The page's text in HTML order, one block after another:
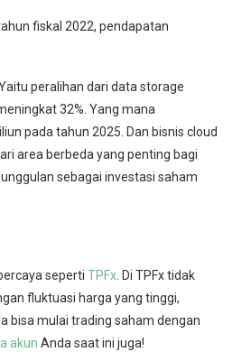
fiskal 2022, pendapatan
peralihan dari data storage
32%. Yang mana
pada tahun 2025. Dan bisnis cloud
area berbeda yang penting bagi
sebagai investasi saham
seperti TPFx. Di TPFx tidak
fluktuasi harga yang tinggi,
bisa mulai trading saham dengan
akun Anda saat ini juga!